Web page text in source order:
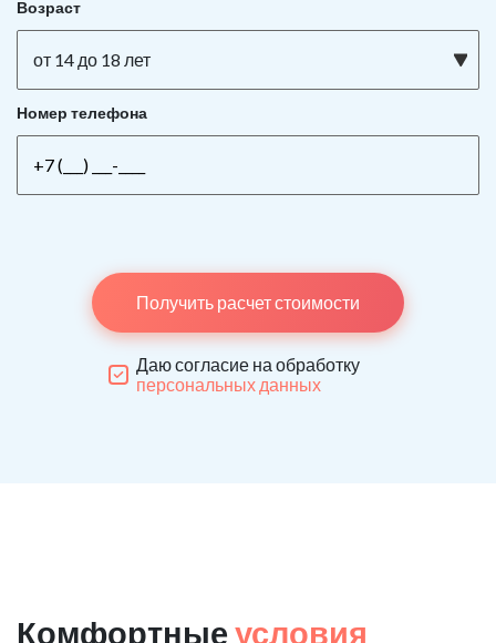
Возраст
от 14 до 18 лет
Номер телефона
Получить расчет стоимости
Даю согласие на обработку
персональных данных
Комфортные условия